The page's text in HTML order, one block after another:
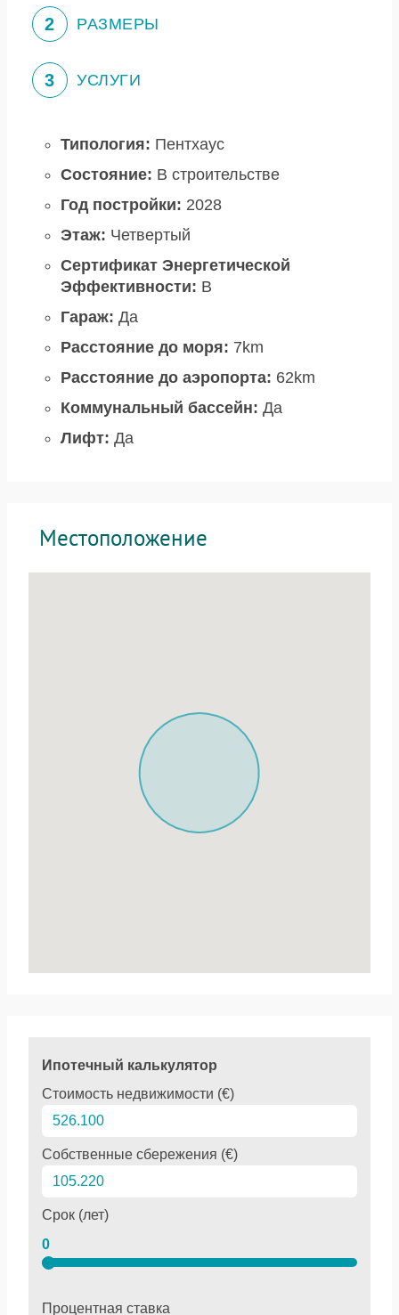
2 РАЗМЕРЫ
3 УСЛУГИ
Типология: Пентхаус
Состояние: В строительстве
Год постройки: 2028
Этаж: Четвертый
Сертификат Энергетической
Эффективности: B
Гараж: Да
Расстояние до моря: 7km
Расстояние до аэропорта: 62km
Коммунальный бассейн: Да
Лифт: Да
Местоположение
Ипотечный калькулятор
Стоимость недвижимости (€)
Собственные сбережения (€)
Срок (лет)
0
Процентная ставка